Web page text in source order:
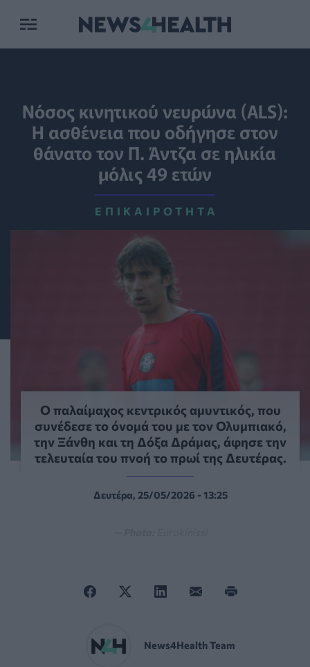
Νόσος κινητικού νευρώνα (ALS):
H ασθένεια που οδήγησε στον
θάνατο τον Π. Άντζα σε ηλικία
μόλις 49 ετών
ΕΠΙΚΑΙΡΌΤΗΤΑ
Ο παλαίμαχος κεντρικός αμυντικός, που
συνέδεσε το όνομά του με τον Ολυμπιακό,
την Ξάνθη και τη Δόξα Δράμας, άφησε την
τελευταία του πνοή το πρωί της Δευτέρας.
Δευτέρα, 25/05/2026 - 13:25
News4Health Team